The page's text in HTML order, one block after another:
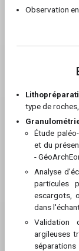
Observation
type de
Étude
et du
-
Analyse
particules
escargots,
dans
Validation
argileuses